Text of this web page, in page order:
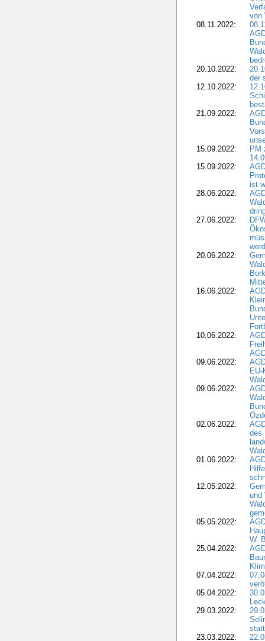
von
08.11.2022:
20.10.2022:
der
12.10.2022:
21.09.2022:
15.09.2022:
PM
15.09.2022:
ist
28.06.2022:
27.06.2022:
20.06.2022:
16.06.2022:
10.06.2022:
09.06.2022:
09.06.2022:
02.06.2022:
des
01.06.2022:
12.05.2022:
und
05.05.2022:
W.
25.04.2022:
07.04.2022:
05.04.2022:
29.03.2022:
23.03.2022: